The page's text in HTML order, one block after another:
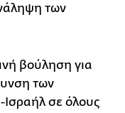
των
βούληση για
των
σε όλους